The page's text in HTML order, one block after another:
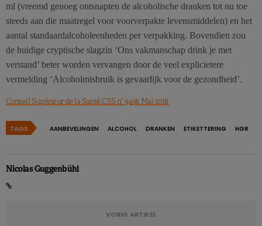
ml (vreemd genoeg ontsnapten de alcoholische dranken tot nu toe
steeds aan die maatregel voor voorverpakte levensmiddelen) en het
aantal standaardalcoholeenheden per verpakking. Bovendien zou
de huidige cryptische slagzin ‘Ons vakmanschap drink je met
verstand’ beter worden vervangen door de veel explicietere
vermelding ‘Alcoholmisbruik is gevaarlijk voor de gezondheid’.
Conseil Supérieur de la Santé.CSS n° 9438. Mai 2018.
TAGS AANBEVELINGEN ALCOHOL DRANKEN ETIKETTERING HGR
Nicolas Guggenbühl
VORIG ARTIKEL